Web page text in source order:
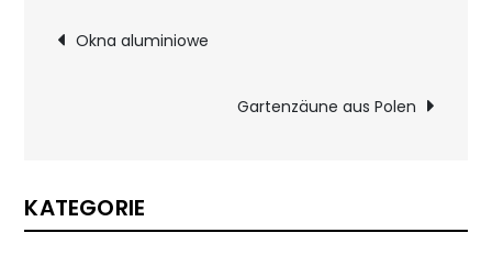
Nawigacja
Okna aluminiowe
Gartenzäune aus Polen
KATEGORIE